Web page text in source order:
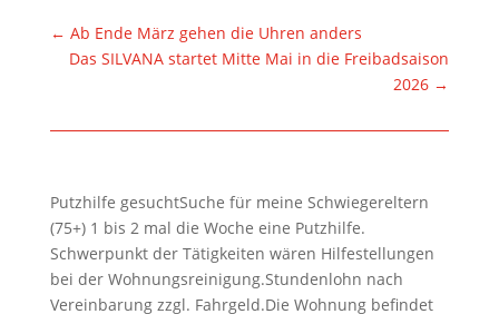
← Ab Ende März gehen die Uhren anders
Das SILVANA startet Mitte Mai in die Freibadsaison
2026 →
Putzhilfe gesuchtSuche für meine Schwiegereltern
(75+) 1 bis 2 mal die Woche eine Putzhilfe.
Schwerpunkt der Tätigkeiten wären Hilfestellungen
bei der Wohnungsreinigung.Stundenlohn nach
Vereinbarung zzgl. Fahrgeld.Die Wohnung befindet